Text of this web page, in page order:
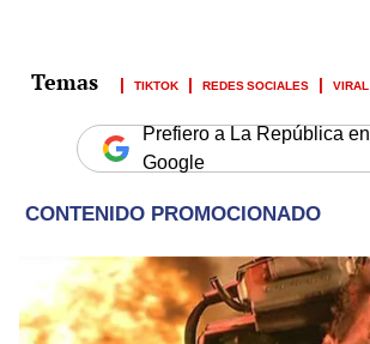
TIKTOK REDES SOCIALES VIRAL
Prefiero a La República en
Google